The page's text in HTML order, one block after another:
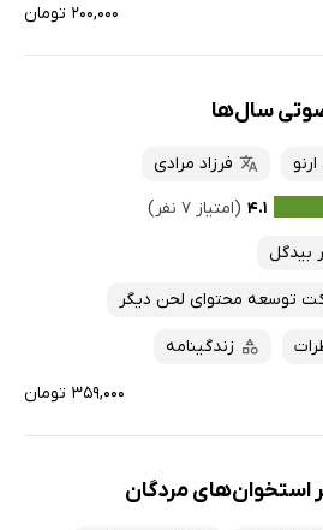
۲۰۰,۰۰۰ تومان
سال‌ها
فرزاد مرادی
۴.۱ (امتیاز ۷ نفر)
بیدگل
توسعه محتوای لحن دیگر
زندگینامه
۳۵۹,۰۰۰ تومان
استخوان‌های مردگان